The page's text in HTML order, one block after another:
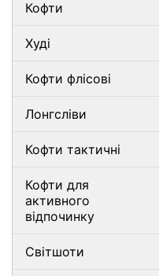
Кофти
Худі
Кофти флісові
Лонгсліви
Кофти тактичні
Кофти для
активного
відпочинку
Світшоти